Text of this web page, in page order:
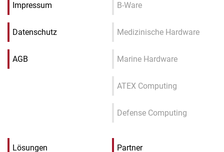
Impressum
Datenschutz
AGB
B-Ware
Medizinische Hardware
Marine Hardware
ATEX Computing
Defense Computing
Lösungen Partner